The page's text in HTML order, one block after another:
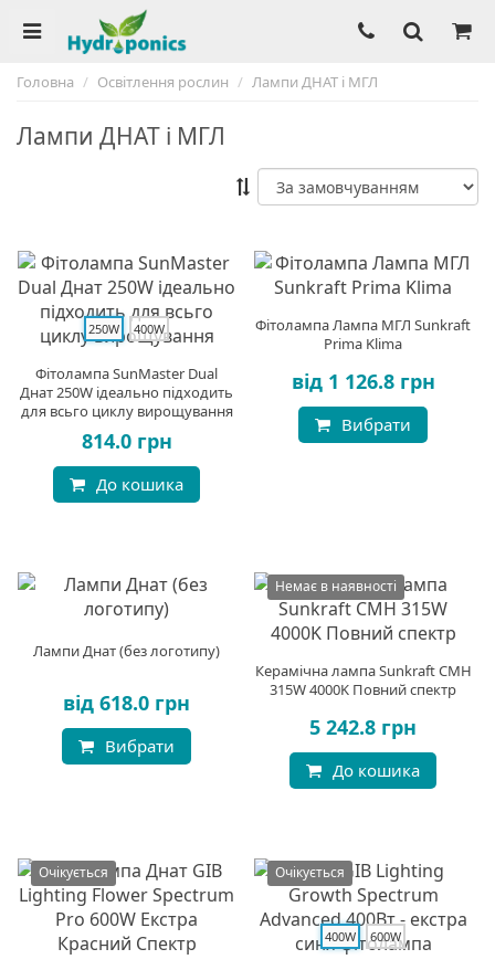
Головна Освітлення рослин Лампи ДНАТ і МГЛ
Лампи ДНАТ і МГЛ
250W 400W
Фітолампа SunMaster Dual
Днат 250W ідеально підходить
для всьго циклу вирощування
814.0 грн
До кошика
Фітолампа Лампа МГЛ Sunkraft
Prima Klima
від 1 126.8 грн
Вибрати
Лампи Днат (без логотипу)
від 618.0 грн
Вибрати
Немає в наявності
Керамічна лампа Sunkraft CMH
315W 4000K Повний спектр
5 242.8 грн
До кошика
Очікується Очікується
400W 600W